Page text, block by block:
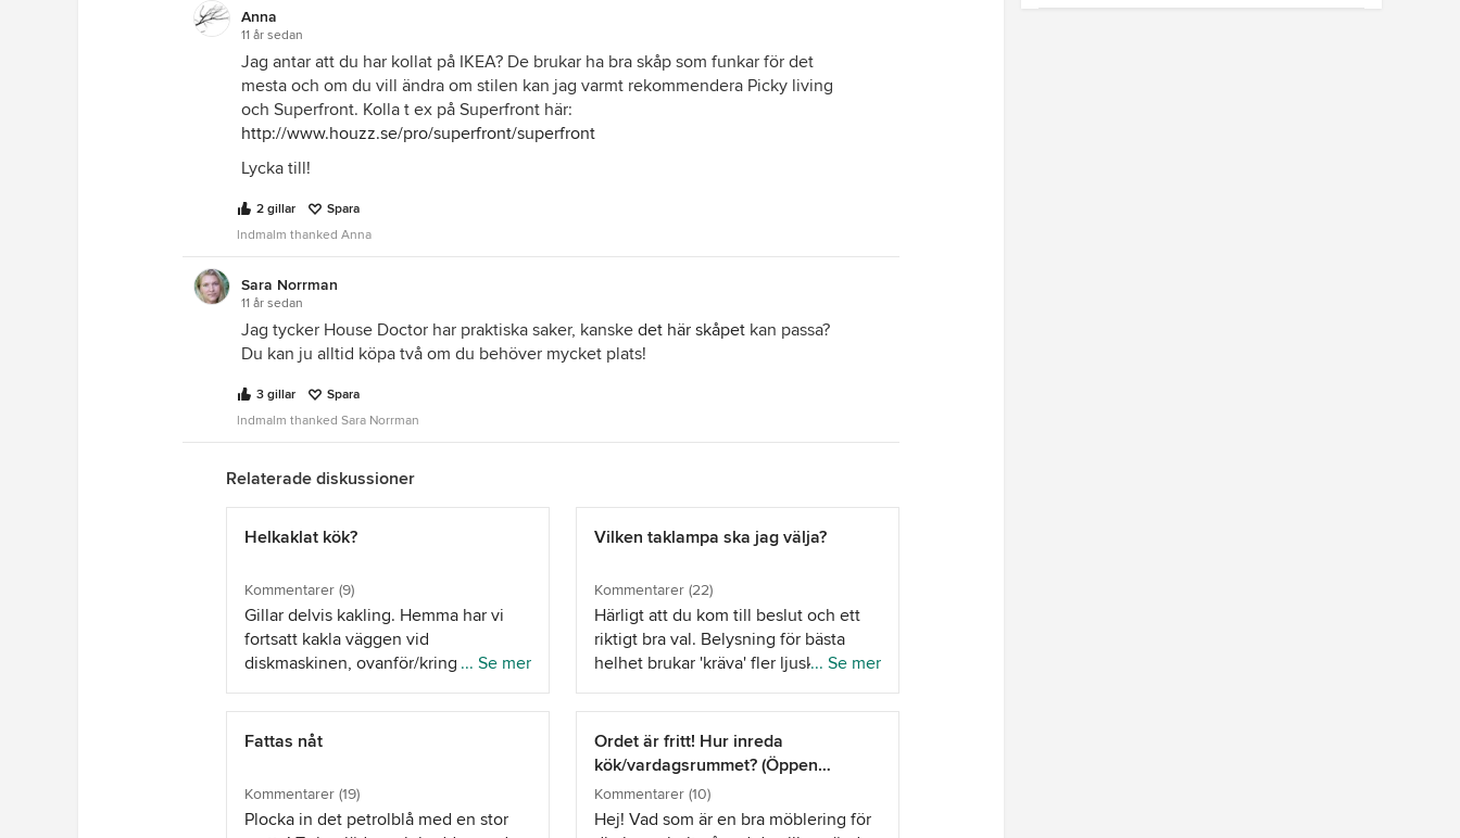
Anna
11 år sedan
Jag antar att du har kollat på IKEA? De brukar ha bra skåp som funkar för det
mesta och om du vill ändra om stilen kan jag varmt rekommendera Picky living
och Superfront. Kolla t ex på Superfront här:
http://www.houzz.se/pro/superfront/superfront
Lycka till!
2 gillar
Spara
lndmalm thanked Anna
Sara Norrman
11 år sedan
Jag tycker House Doctor har praktiska saker, kanske det här skåpet kan passa?
Du kan ju alltid köpa två om du behöver mycket plats!
3 gillar
Spara
lndmalm thanked Sara Norrman
Relaterade diskussioner
Helkaklat kök?
Kommentarer (9)
Gillar delvis kakling. Hemma har vi
fortsatt kakla väggen vid
diskmaskinen, ovanför/kring
fläktkåpan och på motsatt vägg med
vitrinskåp/öppna hyllor. Det händer så
otroligt mycket nu när det gäller
färger, former och mönster. Långt från
det gamla vita standard 15*15.
Problemet stavas nog hellre ekonomi,
... Se mer
Vilken taklampa ska jag välja?
Kommentarer (22)
Härligt att du kom till beslut och ett
riktigt bra val. Belysning för bästa
helhet brukar 'kräva' fler ljuskällor än
mitt ovanför bordet. Ni önskar mer
stämning och då kan enstaka
spotlight mot
tavlor/planscher,fönsterlampa plus
dekorbelysning på vägg hyllsystem
vara bra idé. Levande ljus vid
middagen och nedsläckt taklampa då
... Se mer
Fattas nåt
Kommentarer (19)
Plocka in det petrolblå med en stor
Ordet är fritt! Hur inreda
kök/vardagsrummet? (Öppen
planlösning)
Kommentarer (10)
Hej! Vad som är en bra möblering för